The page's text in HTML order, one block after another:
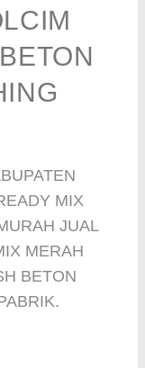
MIX
JUAL
MERAH
BETON